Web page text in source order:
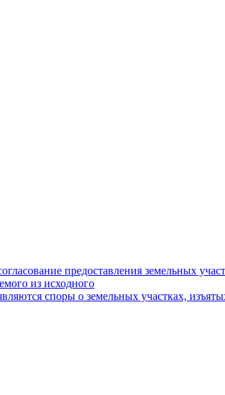
предоставления земельных
из исходного
споры о земельных участках,